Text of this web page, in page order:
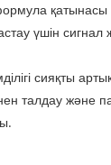
қатынасы
үшін сигнал
сияқты
талдау және